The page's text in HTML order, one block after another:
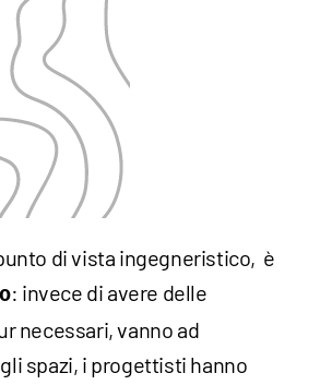
di vista ingegneristico, è
: invece di avere delle
necessari, vanno ad
spazi, i progettisti hanno